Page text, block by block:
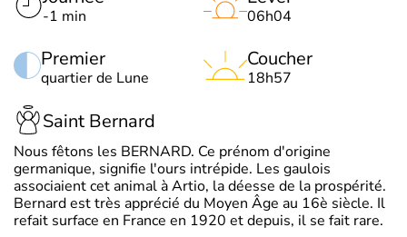
-1 min
Premier
quartier de Lune
06h04
Coucher
18h57
Saint Bernard
Nous fêtons les BERNARD. Ce prénom d'origine
germanique, signifie l'ours intrépide. Les gaulois
associaient cet animal à Artio, la déesse de la prospérité.
Bernard est très apprécié du Moyen Âge au 16è siècle. Il
refait surface en France en 1920 et depuis, il se fait rare.